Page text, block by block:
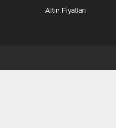
Altın Fiyatları